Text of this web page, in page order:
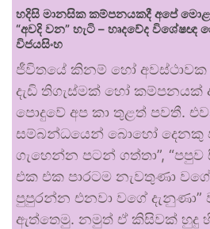
හදිසි මානසික කම්පනයකදී අපේ
“අවදි වන” හැටි – හෘදවේද විශේෂඥ
විජයසිංහ
ජීවිතයේ කිනම් හෝ
දැඩි තිගැස්මක් හෝ කම්පනයක්
පොදුවේ අප කා තුළත් පවතී.
සම්බන්ධයෙන් බොහෝ දෙනකු
ගැහෙන්න පටන් ගත්තා”, “පපුව
එක එක පාරටම නැවතුණා වගේ
පුපුරන්න එනවා වගේ දැනුණා”
ඇත්තෙමු. නමුත් ඒ කිසිවක් හුදු